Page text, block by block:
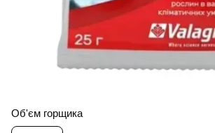
Об'єм горщика